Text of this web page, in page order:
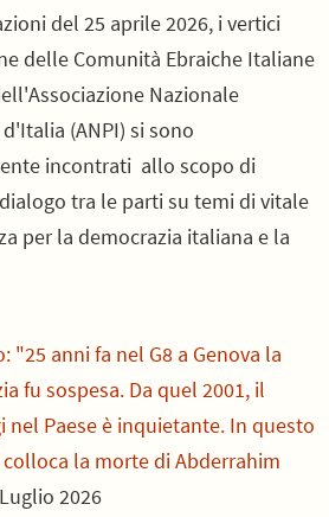
del 25 aprile 2026, i vertici
delle Comunità Ebraiche Italiane
Nazionale
(ANPI) si sono
incontrati allo scopo di
tra le parti su temi di vitale
per la democrazia italiana e la
"25 anni fa nel G8 a Genova la
fu sospesa. Da quel 2001, il
nel Paese è inquietante. In questo
la morte di Abderrahim
2026